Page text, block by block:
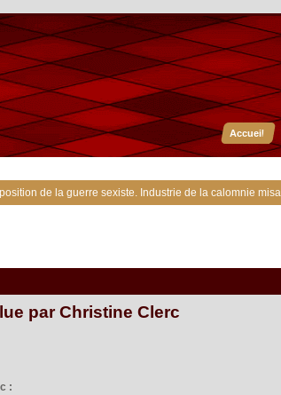
Accueil
de la guerre sexiste. Industrie de la calomnie
par Christine Clerc
: